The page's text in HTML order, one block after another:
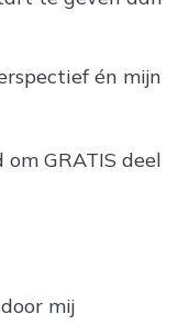
én mijn
GRATIS deel
mij